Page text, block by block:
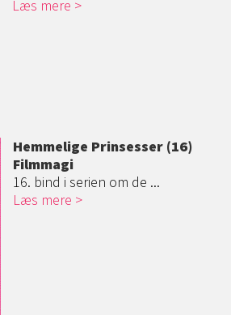
Læs mere
Hemmelige Prinsesser (16)
Filmmagi
16. bind i serien om de ...
Læs mere